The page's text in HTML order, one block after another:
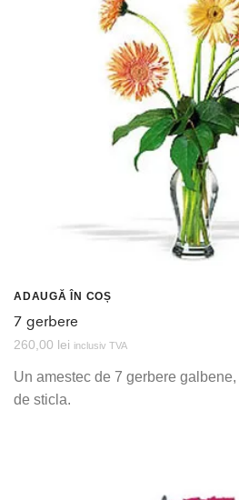
ADAUGĂ ÎN COȘ
7 gerbere
260,00 lei inclusiv TVA
Un amestec de 7 gerbere
de sticla.